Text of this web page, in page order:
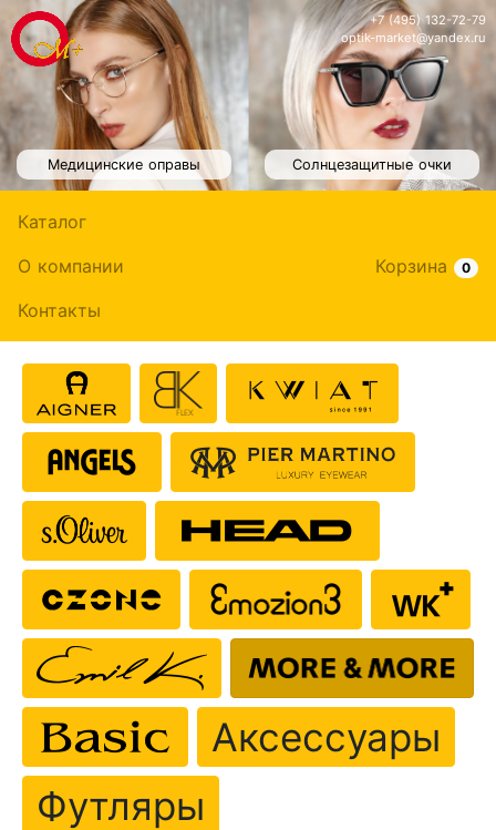
+7 (495) 132-72-79
optik-market@yandex.ru
Медицинские оправы Солнцезащитные очки
Каталог
О компании
Контакты
Корзина 0
Аксессуары
Футляры